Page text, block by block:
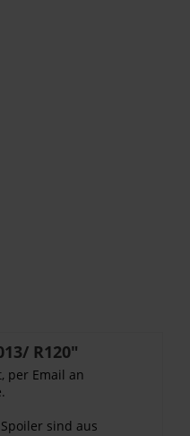
R120"
per Email an
sind aus